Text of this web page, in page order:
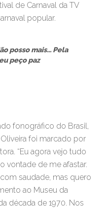
de Carnaval da TV
popular.
posso mais... Pela
peço paz
fonográfico do Brasil,
foi marcado por
“Eu agora vejo tudo
vontade de me afastar.
saudade, mas quero
ao Museu da
década de 1970. Nos